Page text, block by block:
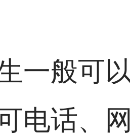
一般可
电话、